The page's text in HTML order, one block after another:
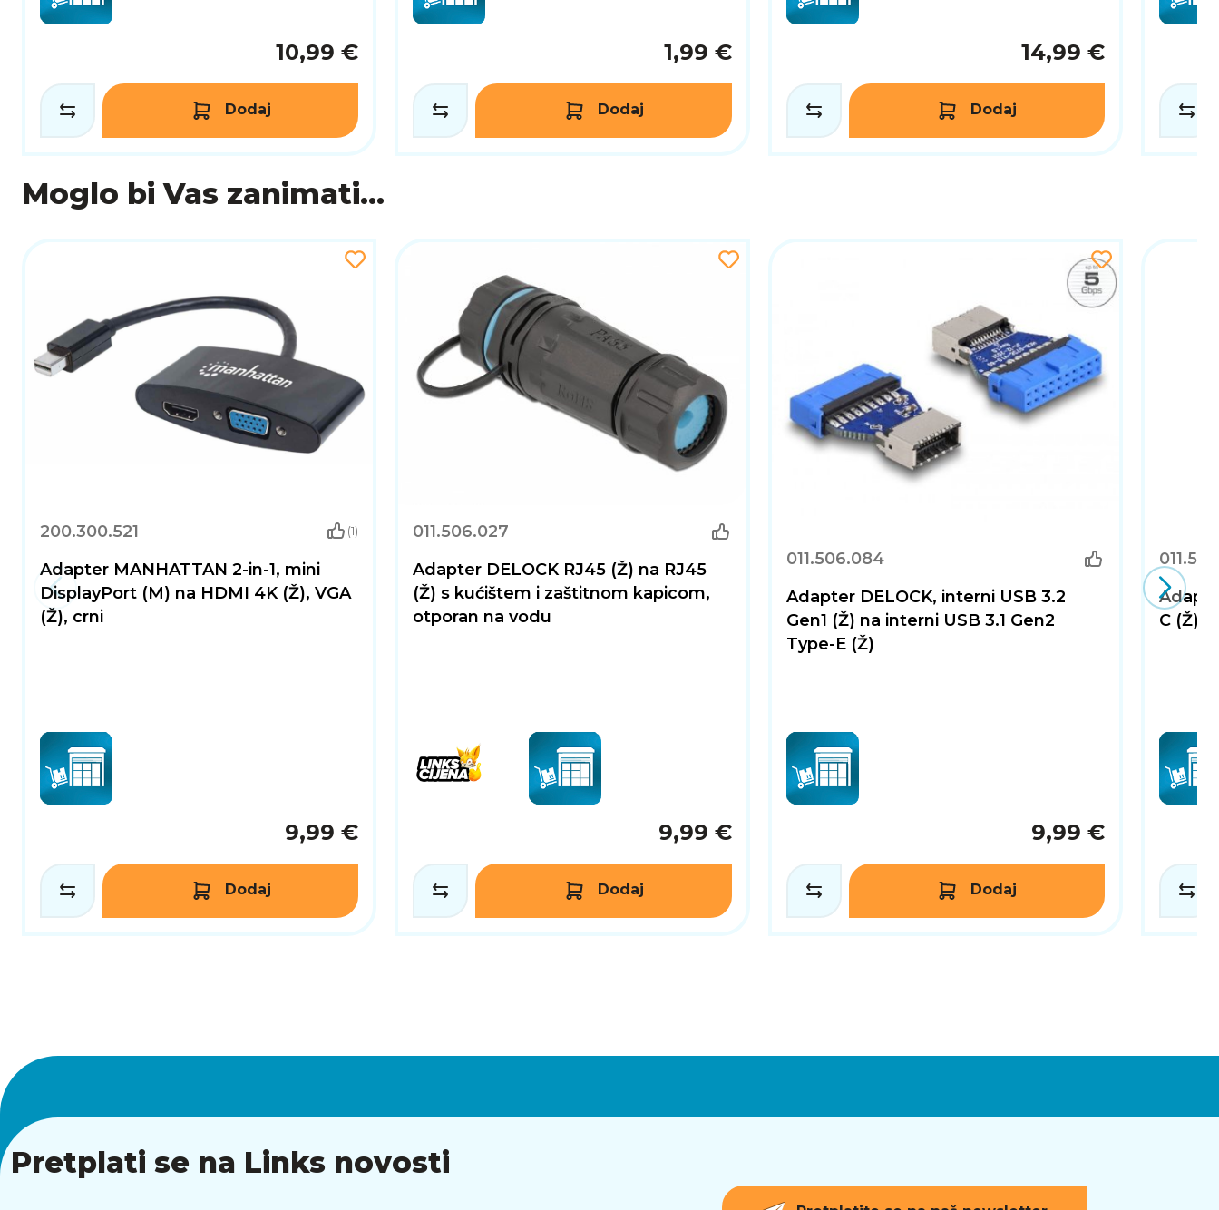
10,99 €
Dodaj
1,99 €
Dodaj
14,99 €
Dodaj
Moglo bi Vas zanimati...
200.300.521 (1)
Adapter MANHATTAN 2-in-1, mini
DisplayPort (M) na HDMI 4K (Ž), VGA
(Ž), crni
9,99 €
Dodaj
011.506.027
Adapter DELOCK RJ45 (Ž) na RJ45
(Ž) s kućištem i zaštitnom kapicom,
otporan na vodu
9,99 €
Dodaj
011.506.084
Adapter DELOCK, interni USB 3.2
Gen1 (Ž) na interni USB 3.1 Gen2
Type-E (Ž)
9,99 €
Dodaj
C (Ž),
Pretplati se na Links novosti